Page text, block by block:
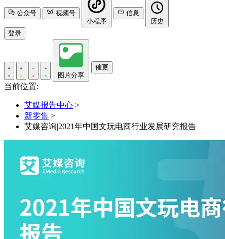
公众号
视频号
小程序
信息
历史
登录
图片分享
催更
当前位置:
艾媒报告中心 >
新零售 >
艾媒咨询|2021年中国文玩电商行业发展研究报告